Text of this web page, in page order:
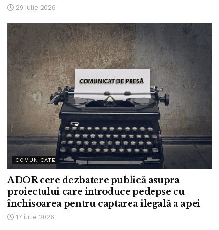
29 iulie 2026
COMUNICATE
ADOR cere dezbatere publică asupra
proiectului care introduce pedepse cu
închisoarea pentru captarea ilegală a apei
17 iulie 2026